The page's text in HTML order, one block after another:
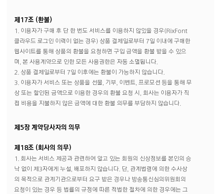
제17조 (환불)
1. 이용자가 구매 후 단 한 번도 서비스를 이용하지 않았을 경우(RixFont
클라우드 로그인 이력이 없는 경우) 상품 결제일로부터 7일 이내에 구매한
웹사이트를 통해 상품의 환불을 요청하면 구입 금액을 환불 받을 수 있으
며, 본 사용계약으로 인한 모든 사용권한은 자동 소멸됩니다.
2. 상품 결제일로부터 7일 이후에는 환불이 가능하지 않습니다.
3. 이용자가 서비스 또는 상품을 선물, 기부, 이벤트, 프로모션 등을 통해 무
상 또는 할인된 금액으로 이용한 경우의 환불 요청 시, 회사는 이용자가 직
접 비용을 지불하지 않은 금액에 대한 환불 의무를 부담하지 않습니다.
제5장 계약당사자의 의무
제18조 (회사의 의무)
1. 회사는 서비스 제공과 관련하여 알고 있는 회원의 신상정보를 본인의 승
낙 없이 제3자에게 누설, 배포하지 않습니다. 단, 관계법령에 의한 수사상
의 목적으로 관계기관으로부터 요구 받은 경우나 방송통신심의위원회의
요청이 있는 경우 등 법률의 규정에 따른 적법한 절차에 의한 경우에는 그